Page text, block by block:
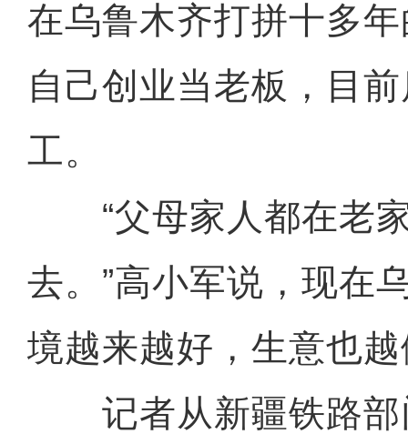
在乌鲁木齐打拼十多
自己创业当老板，目
工。
“父母家人都在老家
去。”高小军说，现在
境越来越好，生意也
记者从新疆铁路部